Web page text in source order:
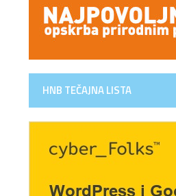
HNB TEČAJNA LISTA